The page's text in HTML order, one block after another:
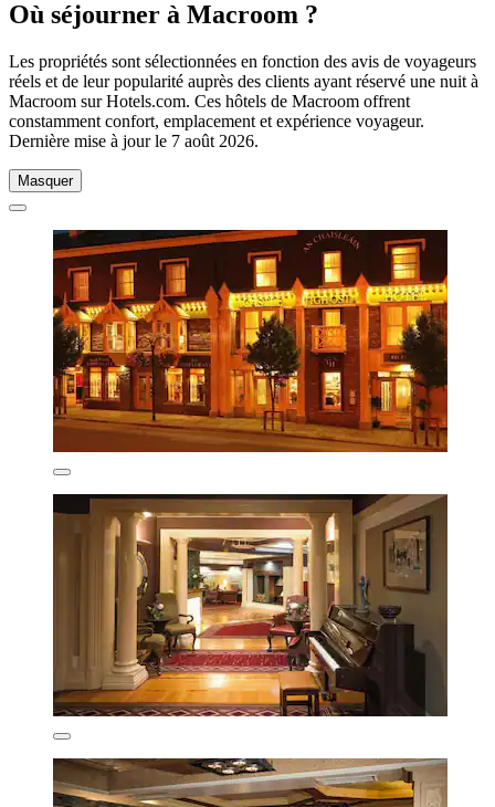
Où séjourner à Macroom ?
Les propriétés sont sélectionnées en fonction des avis de voyageurs
réels et de leur popularité auprès des clients ayant réservé une nuit à
Macroom sur Hotels.com. Ces hôtels de Macroom offrent
constamment confort, emplacement et expérience voyageur.
Dernière mise à jour le 7 août 2026.
Masquer